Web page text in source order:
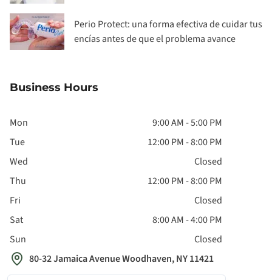
Perio Protect: una forma efectiva de cuidar tus
encías antes de que el problema avance
Business Hours
Mon
9:00 AM - 5:00 PM
Tue
12:00 PM - 8:00 PM
Wed
Closed
Thu
12:00 PM - 8:00 PM
Fri
Closed
Sat
8:00 AM - 4:00 PM
Sun
Closed
80-32 Jamaica Avenue Woodhaven, NY 11421